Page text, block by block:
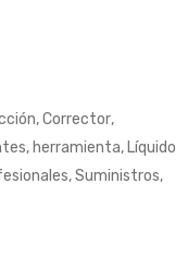
,Corrector,
,herramienta,Líquido
,Suministros,